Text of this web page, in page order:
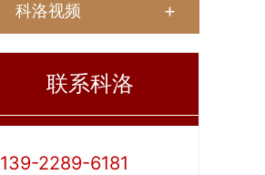
科洛视频
联系科洛
139-2289-6181